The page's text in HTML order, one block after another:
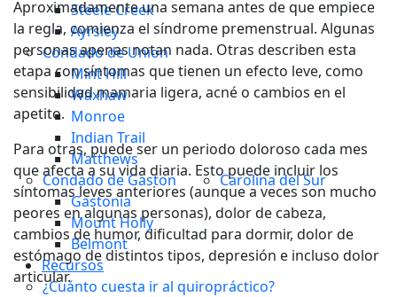
Steele Creek
Ayrsley
Condado de Union
Mint Hill
Waxhaw
Monroe
Indian Trail
Matthews
Condado de Gaston
Gastonia
Mount Holly
Belmont
Carolina del Sur
Recursos
¿Cuánto cuesta ir al quiropráctico?
Aproximadamente una semana antes de que empiece
la regla, comienza el síndrome premenstrual. Algunas
personas apenas notan nada. Otras describen esta
etapa con síntomas que tienen un efecto leve, como
sensibilidad mamaria ligera, acné o cambios en el
apetito.
Para otras, puede ser un periodo doloroso cada mes
que afecta a su vida diaria. Esto puede incluir los
síntomas leves anteriores (aunque a veces son mucho
peores en algunas personas), dolor de cabeza,
cambios de humor, dificultad para dormir, dolor de
estómago de distintos tipos, depresión e incluso dolor
articular.